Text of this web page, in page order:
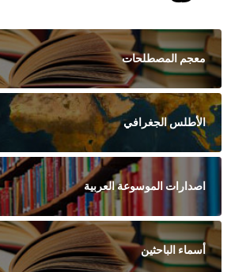
معجم المصطلحات
الأطلس الجغرافي
اصدارات الموسوعة العربية
أسماء الباحثين